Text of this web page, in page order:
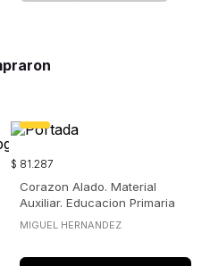
$ 81.287
Corazon Alado. Material
Auxiliar. Educacion Primaria
MIGUEL HERNANDEZ